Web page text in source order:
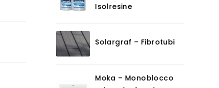
Isolresine
Solargraf – Fibrotubi
Moka – Monoblocco